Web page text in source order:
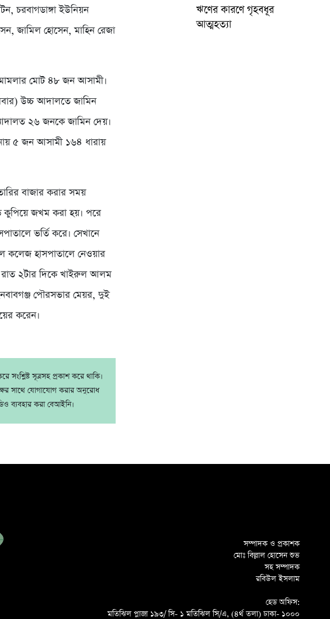
চরবাগডাঙ্গা ইউনিয়ন
জামিল হোসেন, মাহিন রেজা
মোট ৪৮ জন আসামী।
উচ্চ আদালতে জামিন
২৬ জনকে জামিন দেয়।
৫ জন আসামী ১৬৪ ধারায়
বাজার করার সময়
কুপিয়ে জখম করা হয়। পরে
ভর্তি করে। সেখানে
কলেজ হাসপাতালে নেওয়ার
রাত ২টার দিকে খাইরুল আলম
পৌরসভার মেয়র, দুই
করেন।
সংশ্লিষ্ট সূত্রসহ প্রকাশ করে থাকি।
সাথে যোগাযোগ করার অনুরোধ
ব্যবহার করা বেআইনি।
ঋণের কারণে গৃহবধূর
আত্মহত্যা
সম্পাদক ও প্রকাশক
মোঃ বিল্লাল হোসেন শুভ
সহ সম্পাদক
রবিউল ইসলাম
হেড অফিস:
মতিঝিল প্লাজা ১৯৩/ সি- ১ মতিঝিল সি/এ, (৪র্থ তলা) ঢাকা- ১০০০